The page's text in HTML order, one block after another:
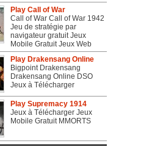
Play Call of War
Call of War Call of War 1942
Jeu de stratégie par
navigateur gratuit Jeux
Mobile Gratuit Jeux Web
Play Drakensang Online
Bigpoint Drakensang
Drakensang Online DSO
Jeux à Télécharger
Play Supremacy 1914
Jeux à Télécharger Jeux
Mobile Gratuit MMORTS